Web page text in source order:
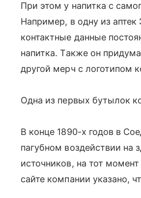
При этом у напитка с
Например, в одну из аптек
контактные данные
напитка. Также он
другой мерч с логотипом
Одна из первых бутылок
В конце 1890-х годов в
пагубном воздействии на
источников, на тот
сайте компании указано,